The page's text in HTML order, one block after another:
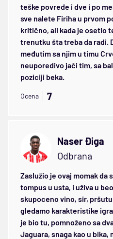
teške povrede i dve i po
sve nalete Firiha u prvom
kritično, ali kada je osetio
trenutku šta treba da radi.
međutim sa njim u timu
neuporedivo jači tim, sa
poziciji beka.
Ocena 7
Naser Điga
Odbrana
Zaslužio je ovaj momak da
tompus u usta, i uživa u
skupoceno vino, sir,
gledamo karakteristike
je bio tu, pomnoženo sa
Jaguara, snaga kao u bika,